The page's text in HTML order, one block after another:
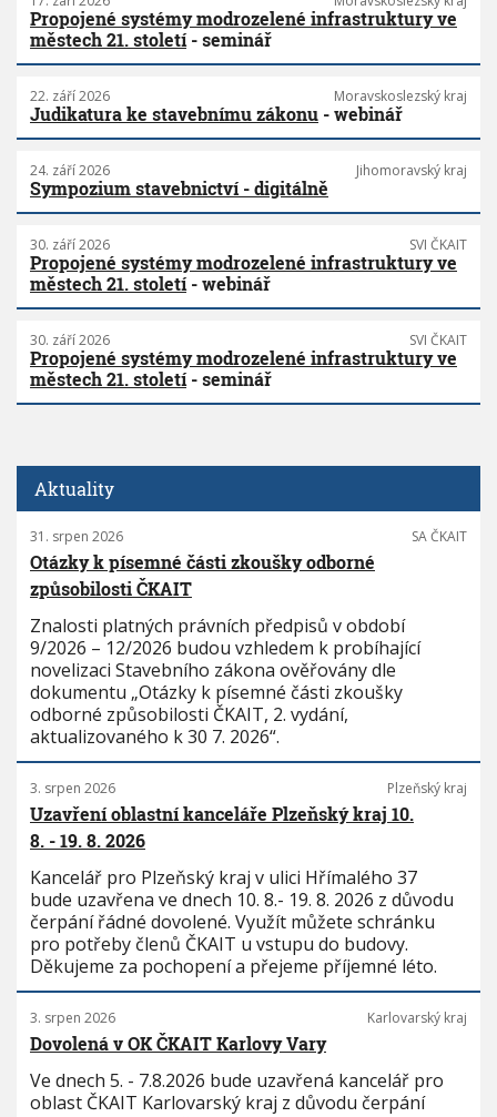
Propojené systémy modrozelené infrastruktury ve
městech 21. století- seminář
22. září 2026 Moravskoslezský kraj
Judikatura ke stavebnímu zákonu - webinář
24. září 2026 Jihomoravský kraj
Sympozium stavebnictví - digitálně
30. září 2026 SVI ČKAIT
Propojené systémy modrozelené infrastruktury ve
městech 21. století- webinář
30. září 2026 SVI ČKAIT
Propojené systémy modrozelené infrastruktury ve
městech 21. století- seminář
Aktuality
31. srpen 2026 SA ČKAIT
Otázky k písemné části zkoušky odborné
způsobilosti ČKAIT
Znalosti platných právních předpisů v období
9/2026 – 12/2026 budou vzhledem k probíhající
novelizaci Stavebního zákona ověřovány dle
dokumentu „Otázky k písemné části zkoušky
odborné způsobilosti ČKAIT, 2. vydání,
aktualizovaného k 30 7. 2026“.
3. srpen 2026 Plzeňský kraj
Uzavření oblastní kanceláře Plzeňský kraj 10.
8. - 19. 8. 2026
Kancelář pro Plzeňský kraj v ulici Hřímalého 37
bude uzavřena ve dnech 10. 8.- 19. 8. 2026 z důvodu
čerpání řádné dovolené. Využít můžete schránku
pro potřeby členů ČKAIT u vstupu do budovy.
Děkujeme za pochopení a přejeme příjemné léto.
3. srpen 2026 Karlovarský kraj
Dovolená v OK ČKAIT Karlovy Vary
Ve dnech 5. - 7.8.2026 bude uzavřená kancelář pro
oblast ČKAIT Karlovarský kraj z důvodu čerpání